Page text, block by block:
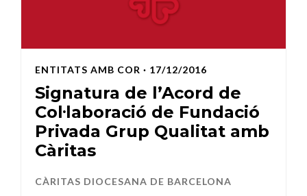
ENTITATS AMB COR · 17/12/2016
Signatura de l’Acord de
Col·laboració de Fundació
Privada Grup Qualitat amb
Càritas
CÀRITAS DIOCESANA DE BARCELONA